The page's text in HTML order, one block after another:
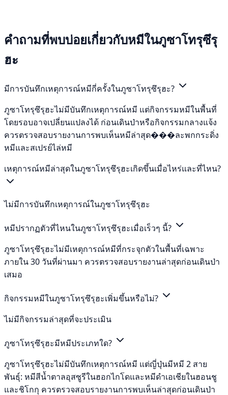
คำถามที่พบบ่อยเกี่ยวกับหมีในภูซาโทรุซึรุ
ฮะ
มีการบันทึกเหตุการณ์หมีกี่ครั้งในภูซาโทรุซึรุฮะ?
ภูซาโทรุซึรุฮะไม่มีบันทึกเหตุการณ์หมี แต่กิจกรรมหมีในพื้นที่
โดยรอบอาจเปลี่ยนแปลงได้ ก่อนเดินป่าหรือกิจกรรมกลางแจ้ง
ควรตรวจสอบรายงานการพบเห็นหมีล่าสุด���ละพกกระดิ่ง
หมีและสเปรย์ไล่หมี
เหตุการณ์หมีล่าสุดในภูซาโทรุซึรุฮะเกิดขึ้นเมื่อไหร่และที่ไหน?
ไม่มีการบันทึกเหตุการณ์ในภูซาโทรุซึรุฮะ
หมีปรากฏตัวที่ไหนในภูซาโทรุซึรุฮะเมื่อเร็วๆ นี้?
ภูซาโทรุซึรุฮะไม่มีเหตุการณ์หมีที่กระจุกตัวในพื้นที่เฉพาะ
ภายใน 30 วันที่ผ่านมา ควรตรวจสอบรายงานล่าสุดก่อนเดินป่า
เสมอ
กิจกรรมหมีในภูซาโทรุซึรุฮะเพิ่มขึ้นหรือไม่?
ไม่มีกิจกรรมล่าสุดที่จะประเมิน
ภูซาโทรุซึรุฮะมีหมีประเภทใด?
ภูซาโทรุซึรุฮะไม่มีบันทึกเหตุการณ์หมี แต่ญี่ปุ่นมีหมี 2 สาย
พันธุ์: หมีสีน้ำตาลอุสซูรีในฮอกไกโดและหมีดำเอเชียในฮอนชู
และชิโกกุ ควรตรวจสอบรายงานการพบเห็นล่าสุดก่อนเดินป่า